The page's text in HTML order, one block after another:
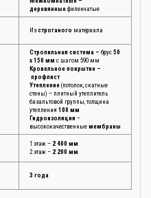
деревянные филенчатые
Из строганого материала
Стропильная система – брус 50
х 150 мм с шагом 590 мм
Кровельное покрытие –
профлист
Утепление (потолок, скатные
стены) – плитный утеплитель
базальтовой группы, толщина
утепления 100 мм
Гидроизоляция –
высококачественные мембраны
1 этаж – 2 400 мм
2 этаж – 2 200 мм
3 года